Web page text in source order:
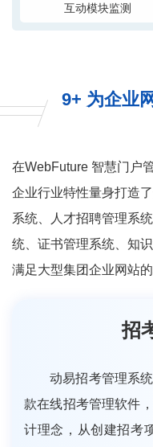
互动模块监测
9+ 为企业
在WebFuture 智慧门户
企业行业特性量身打造
系统、人才招聘管理系
统、证书管理系统、知
满足大型集团企业网站的
招
动易招考管理系
款在线招考管理软件
计理念，从创建招考